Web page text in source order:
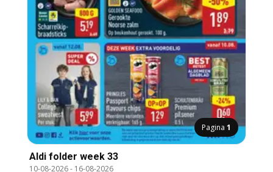
Pagina 1
Aldi folder week 33
10-08-2026- 16-08-2026